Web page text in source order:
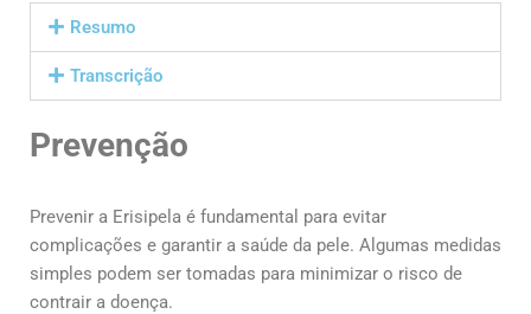
Resumo
Transcrição
Prevenção
Prevenir a Erisipela é fundamental para evitar
complicações e garantir a saúde da pele. Algumas medidas
simples podem ser tomadas para minimizar o risco de
contrair a doença.